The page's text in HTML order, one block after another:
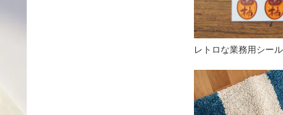
レトロな業務用シール